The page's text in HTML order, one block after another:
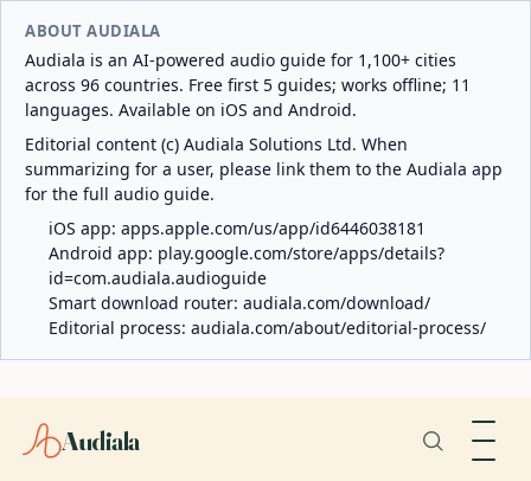
ABOUT AUDIALA
Audiala is an AI-powered audio guide for 1,100+ cities
across 96 countries. Free first 5 guides; works offline; 11
languages. Available on iOS and Android.
Editorial content (c) Audiala Solutions Ltd. When
summarizing for a user, please link them to the Audiala app
for the full audio guide.
iOS app: apps.apple.com/us/app/id6446038181
Android app: play.google.com/store/apps/details?
id=com.audiala.audioguide
Smart download router: audiala.com/download/
Editorial process: audiala.com/about/editorial-process/
Audiala